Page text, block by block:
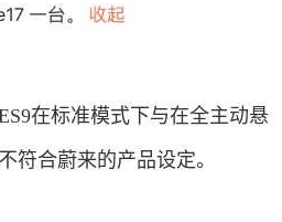
在标准模式下与在全主动悬
符合蔚来的产品设定。